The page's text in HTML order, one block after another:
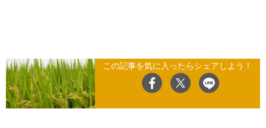
この記事を気に入ったらシェアしよう！